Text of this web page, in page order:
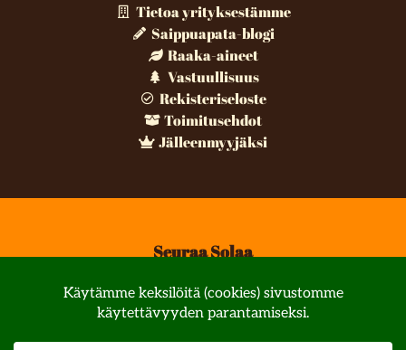
Tietoa yrityksestämme
Saippuapata-blogi
Raaka-aineet
Vastuullisuus
Rekisteriseloste
Toimitusehdot
Jälleenmyyjäksi
Seuraa Solaa